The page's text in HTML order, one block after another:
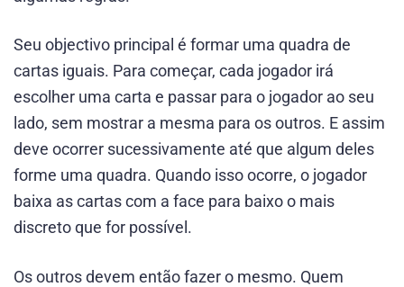
Seu objectivo principal é formar uma quadra de
cartas iguais. Para começar, cada jogador irá
escolher uma carta e passar para o jogador ao seu
lado, sem mostrar a mesma para os outros. E assim
deve ocorrer sucessivamente até que algum deles
forme uma quadra. Quando isso ocorre, o jogador
baixa as cartas com a face para baixo o mais
discreto que for possível.
Os outros devem então fazer o mesmo. Quem